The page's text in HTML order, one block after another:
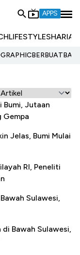
APPS
LIFESTYLESHARIA
Bumi, Jutaan
Gempa
Jelas, Bumi Mulai
RI, Peneliti
Sulawesi,
di Bawah Sulawesi,